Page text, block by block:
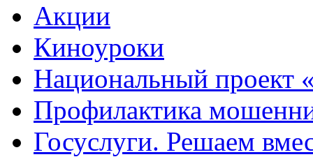
Акции
Киноуроки
Национальный проект
Профилактика
Госуслуги. Решаем